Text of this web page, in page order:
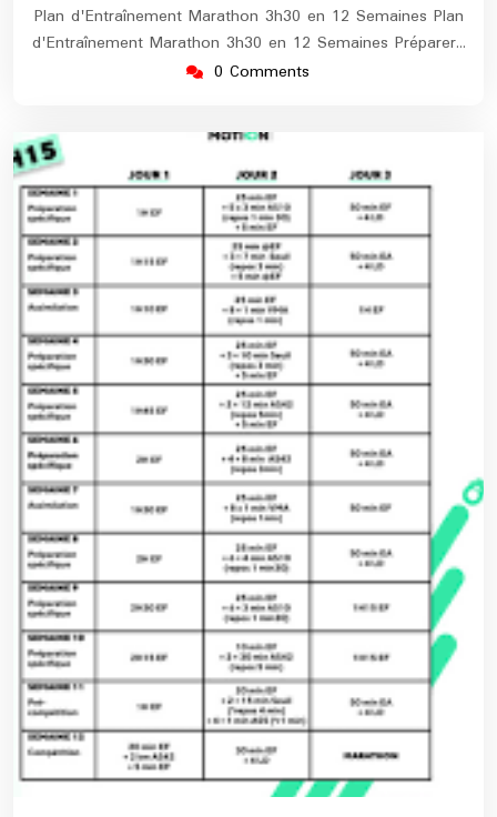
Plan d'Entraînement Marathon 3h30 en 12 Semaines Plan
d'Entraînement Marathon 3h30 en 12 Semaines Préparer…
0 Comments